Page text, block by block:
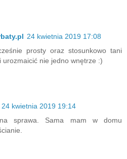
24 kwietnia 2019 17:08
prosty oraz stosunkowo tani
nie jedno wnętrze :)
24 kwietnia 2019 19:14
sprawa. Sama mam w domu